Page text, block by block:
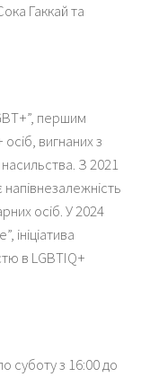
Гаккай та
першим
вигнаних з
З 2021
осіб. У 2024
ініціатива
в LGBTIQ+
суботу з 16:00 до